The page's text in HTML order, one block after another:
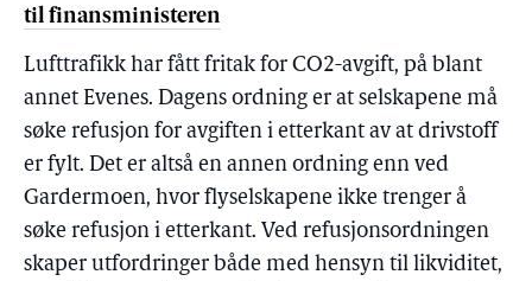
til finansministeren
Lufttrafikk har fått fritak for CO2-avgift, på blant
annet Evenes. Dagens ordning er at selskapene må
søke refusjon for avgiften i etterkant av at drivstoff
er fylt. Det er altså en annen ordning enn ved
Gardermoen, hvor flyselskapene ikke trenger å
søke refusjon i etterkant. Ved refusjonsordningen
skaper utfordringer både med hensyn til likviditet,